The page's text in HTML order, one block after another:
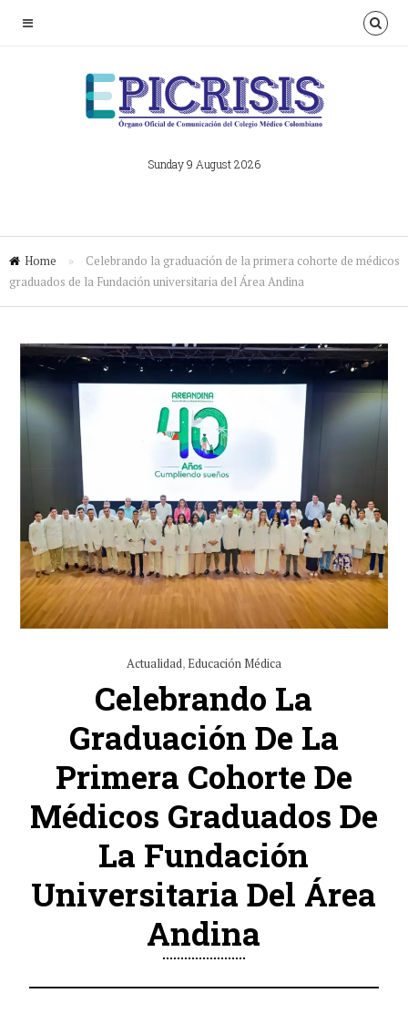
Sunday 9 August 2026
Home »
Celebrando la graduación de la primera cohorte de médicos
graduados de la Fundación universitaria del Área Andina
Actualidad,Educación Médica
Celebrando La
Graduación De La
Primera Cohorte De
Médicos Graduados De
La Fundación
Universitaria Del Área
Andina